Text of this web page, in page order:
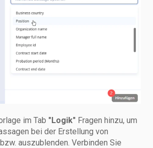
im Tab "Logik" Fragen hinzu, um
bei der Erstellung von
auszublenden. Verbinden Sie